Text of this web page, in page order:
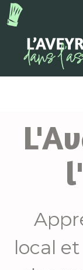
local